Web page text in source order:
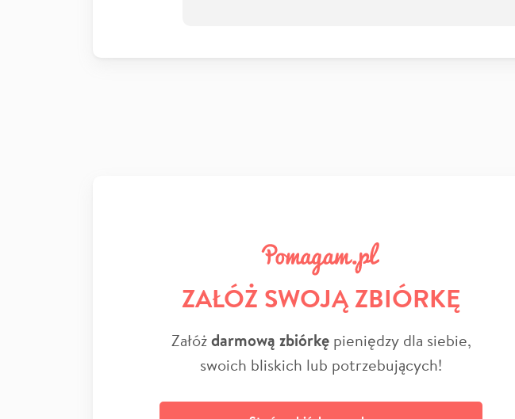
ZAŁÓŻ SWOJĄ ZBIÓRKĘ
Załóżdarmową zbiórkępieniędzy dla siebie,
swoich bliskich lub potrzebujących!